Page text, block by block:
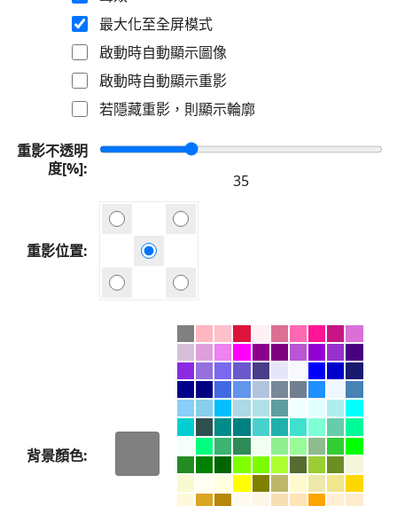
最大化至全屏模式
啟動時自動顯示圖像
啟動時自動顯示重影
若隱藏重影，則顯示輪廓
重影不透明
度[%]
重影位置
背景顏色